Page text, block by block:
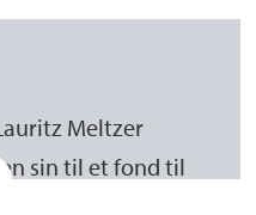
Meltzer
sin til et fond til